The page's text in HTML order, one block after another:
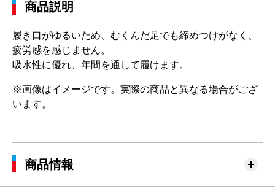
商品説明
履き口がゆるいため、むくんだ足でも締めつけがなく、
疲労感を感じません。
吸水性に優れ、年間を通して履けます。
※画像はイメージです。実際の商品と異なる場合がござ
います。
商品情報